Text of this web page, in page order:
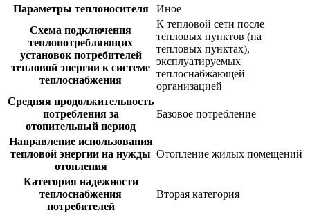
Параметры теплоносителя
Иное
Схема подключения
теплопотребляющих
установок потребителей
тепловой энергии к системе
теплоснабжения
К тепловой сети после
тепловых пунктов (на
тепловых пунктах),
эксплуатируемых
теплоснабжающей
организацией
Средняя продолжительность
потребления за
отопительный период
Базовое потребление
Направление использования
тепловой энергии на нужды
отопления
Отопление жилых помещений
Категория надежности
теплоснабжения
потребителей
Вторая категория